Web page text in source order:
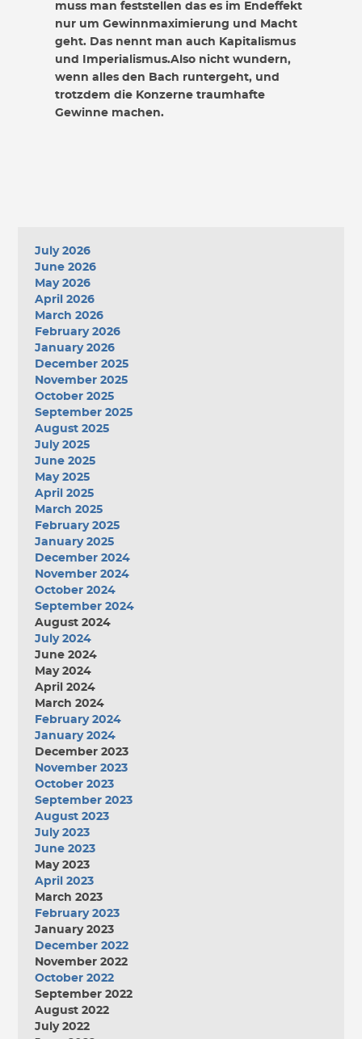
muss man feststellen das es im Endeffekt
nur um Gewinnmaximierung und Macht
geht. Das nennt man auch Kapitalismus
und Imperialismus.Also nicht wundern,
wenn alles den Bach runtergeht, und
trotzdem die Konzerne traumhafte
Gewinne machen.
July 2026
June 2026
May 2026
April 2026
March 2026
February 2026
January 2026
December 2025
November 2025
October 2025
September 2025
August 2025
July 2025
June 2025
May 2025
April 2025
March 2025
February 2025
January 2025
December 2024
November 2024
October 2024
September 2024
August 2024
July 2024
June 2024
May 2024
April 2024
March 2024
February 2024
January 2024
December 2023
November 2023
October 2023
September 2023
August 2023
July 2023
June 2023
May 2023
April 2023
March 2023
February 2023
January 2023
December 2022
November 2022
October 2022
September 2022
August 2022
July 2022